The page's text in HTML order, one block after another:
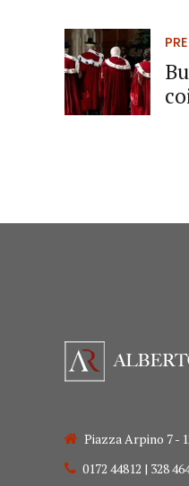
Piazza Arpino 7 -
0172 44812 | 328